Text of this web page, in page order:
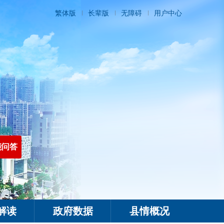
繁体版 长辈版 无障碍 用户中心
答
读 政府数据 县情概况